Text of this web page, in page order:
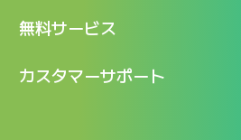
新着情報
ログイン
口コミ一覧
無料サービス
LINEで『Iパス ならし学習』
カスタマーサポート